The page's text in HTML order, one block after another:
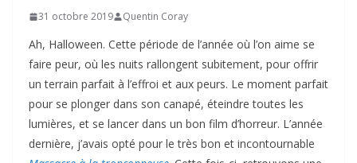
31 octobre 2019 Quentin Coray
Ah, Halloween. Cette période de l’année où l’on aime se
faire peur, où les nuits rallongent subitement, pour offrir
un terrain parfait à l’effroi et aux peurs. Le moment parfait
pour se plonger dans son canapé, éteindre toutes les
lumières, et se lancer dans un bon film d’horreur. L’année
dernière, j’avais opté pour le très bon et incontournable